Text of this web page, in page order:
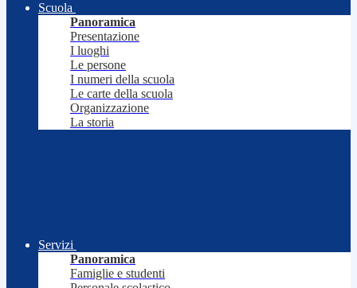
Scuola
Panoramica
Presentazione
I luoghi
Le persone
I numeri della scuola
Le carte della scuola
Organizzazione
La storia
Servizi
Panoramica
Famiglie e studenti